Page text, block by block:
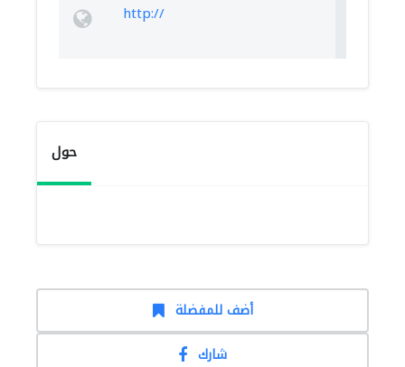
http://
حول
أضف للمفضلة
شارك